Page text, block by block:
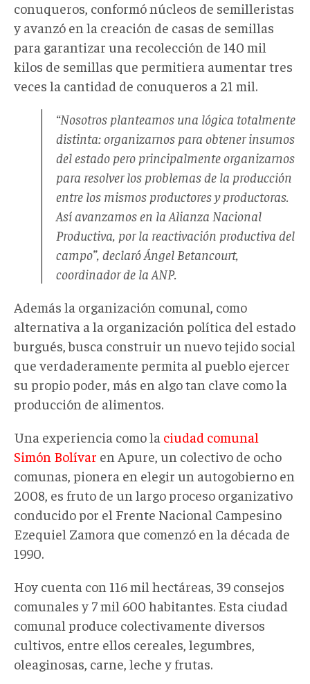
conuqueros, conformó núcleos de semilleristas
y avanzó en la creación de casas de semillas
para garantizar una recolección de 140 mil
kilos de semillas que permitiera aumentar tres
veces la cantidad de conuqueros a 21 mil.
“Nosotros planteamos una lógica totalmente
distinta: organizarnos para obtener insumos
del estado pero principalmente organizarnos
para resolver los problemas de la producción
entre los mismos productores y productoras.
Así avanzamos en la Alianza Nacional
Productiva, por la reactivación productiva del
campo”, declaró Ángel Betancourt,
coordinador de la ANP.
Además la organización comunal, como
alternativa a la organización política del estado
burgués, busca construir un nuevo tejido social
que verdaderamente permita al pueblo ejercer
su propio poder, más en algo tan clave como la
producción de alimentos.
Una experiencia como la ciudad comunal
Simón Bolívar en Apure, un colectivo de ocho
comunas, pionera en elegir un autogobierno en
2008, es fruto de un largo proceso organizativo
conducido por el Frente Nacional Campesino
Ezequiel Zamora que comenzó en la década de
1990.
Hoy cuenta con 116 mil hectáreas, 39 consejos
comunales y 7 mil 600 habitantes. Esta ciudad
comunal produce colectivamente diversos
cultivos, entre ellos cereales, legumbres,
oleaginosas, carne, leche y frutas.